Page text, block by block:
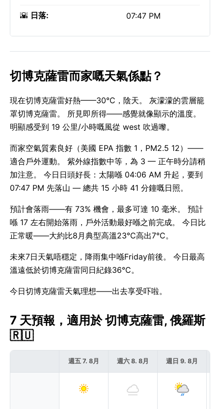
🌇 日落: 07:47 PM
切博克薩雷而家嘅天氣係點？
現在切博克薩雷好熱——30°C，陰天。 灰濛濛的雲層籠
罩切博克薩雷。 所見即所得——感覺就像顯示的溫度。
明顯感受到 19 公里/小時嘅風從 west 吹過嚟。
而家空氣質素良好（美國 EPA 指數 1，PM2.5 12）——
適合戶外運動。 紫外線指數中等，為 3 — 正午時分請稍
加注意。 今日日頭好長：太陽喺 04:06 AM 升起，要到
07:47 PM 先落山 — 總共 15 小時 41 分鐘嘅日照。
預計會落雨——有 73% 機會，最多可達 10 毫米。 預計
喺 17 左右開始落雨，戶外活動最好喺之前完成。 今日比
正常暖——大約比8月典型高溫23°C高出7°C。
未來7日天氣唔穩定，降雨集中喺Friday前後。 今日最高
溫遠低於切博克薩雷同日紀錄36°C。
今日切博克薩雷天氣理想——出去享受吓啦。
7 天預報，適用於 切博克薩雷, 俄羅斯
🇷🇺
週五 7. 8月 週六 8. 8月 週日 9. 8月